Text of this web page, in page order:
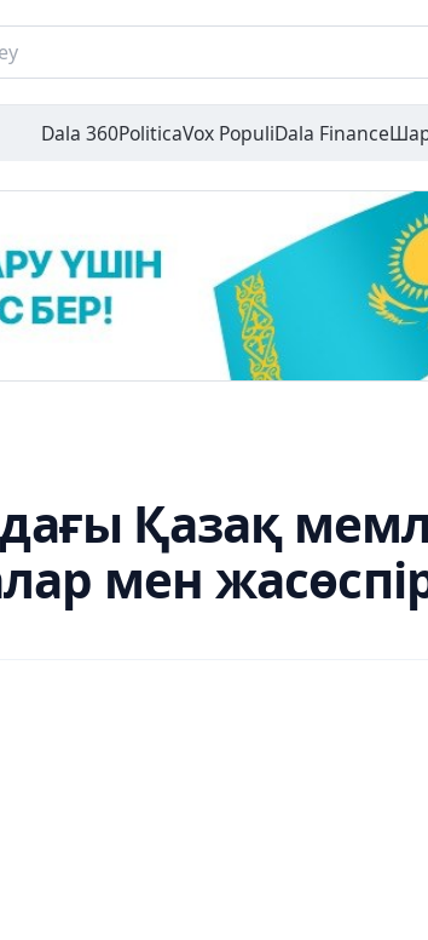
Dala 360PoliticaVox PopuliDala Finance
Қазақ
мен